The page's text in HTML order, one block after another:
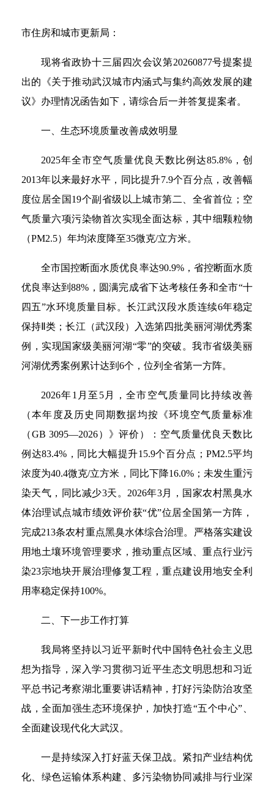
市住房和城市更新局：
现将省政协十三届四次会议第20260877号提案提
出的《关于推动武汉城市内涵式与集约高效发展的建
议》办理情况函告如下，请综合后一并答复提案者。
一、生态环境质量改善成效明显
2025年全市空气质量优良天数比例达85.8%，创
2013年以来最好水平，同比提升7.9个百分点，改善幅
度位居全国19个副省级以上城市第二、全省首位；空
气质量六项污染物首次实现全面达标，其中细颗粒物
（PM2.5）年均浓度降至35微克/立方米。
全市国控断面水质优良率达90.9%，省控断面水质
优良率达到88%，圆满完成省下达考核任务和全市“十
四五”水环境质量目标。长江武汉段水质连续6年稳定
保持Ⅱ类；长江（武汉段）入选第四批美丽河湖优秀案
例，实现国家级美丽河湖“零”的突破。我市省级美丽
河湖优秀案例累计达到6个，位列全省第一方阵。
2026年1月至5月，全市空气质量同比持续改善
（本年度及历史同期数据均按《环境空气质量标准
（GB 3095—2026）》评价）：空气质量优良天数比
例达83.4%，同比大幅提升15.9个百分点；PM2.5平均
浓度为40.4微克/立方米，同比下降16.0%；未发生重污
染天气，同比减少3天。2026年3月，国家农村黑臭水
体治理试点城市绩效评价获“优”位居全国第一方阵，
完成213条农村重点黑臭水体综合治理。严格落实建设
用地土壤环境管理要求，推动重点区域、重点行业污
染23宗地块开展治理修复工程，重点建设用地安全利
用率稳定保持100%。
二、下一步工作打算
我局将坚持以习近平新时代中国特色社会主义思
想为指导，深入学习贯彻习近平生态文明思想和习近
平总书记考察湖北重要讲话精神，打好污染防治攻坚
战，全面加强生态环境保护，加快打造“五个中心”、
全面建设现代化大武汉。
一是持续深入打好蓝天保卫战。紧扣产业结构优
化、绿色运输体系构建、多污染物协同减排与行业深